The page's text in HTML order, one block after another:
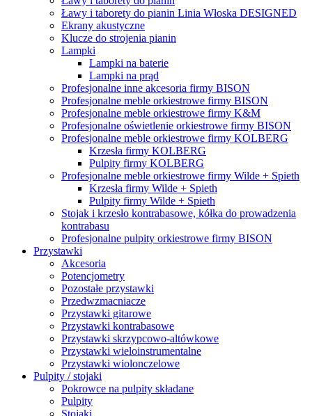
Ławy i taborety do pianin Linia Włoska DESIGNED
Ekrany akustyczne
Klucze do strojenia pianin
Lampki
Lampki na baterie
Lampki na prąd
Profesjonalne inne akcesoria firmy BISON
Profesjonalne meble orkiestrowe firmy BISON
Profesjonalne meble orkiestrowe firmy K&M
Profesjonalne oświetlenie orkiestrowe firmy BISON
Profesjonalne meble orkiestrowe firmy KOLBERG
Krzesła firmy KOLBERG
Pulpity firmy KOLBERG
Profesjonalne meble orkiestrowe firmy Wilde + Spieth
Krzesła firmy Wilde + Spieth
Pulpity firmy Wilde + Spieth
Stojak i krzesło kontrabasowe, kółka do prowadzenia
kontrabasu
Profesjonalne pulpity orkiestrowe firmy BISON
Przystawki
Akcesoria
Potencjometry
Pozostałe przystawki
Przedwzmacniacze
Przystawki gitarowe
Przystawki kontrabasowe
Przystawki skrzypcowo-altówkowe
Przystawki wieloinstrumentalne
Przystawki wiolonczelowe
Pulpity / stojaki
Pokrowce na pulpity składane
Pulpity
Stojaki